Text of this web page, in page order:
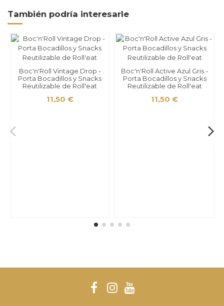
También podría interesarle
Boc'n'Roll Vintage Drop -
Porta Bocadillos y Snacks
Reutilizable de Roll'eat
11,50 €
Boc'n'Roll Active Azul Gris -
Porta Bocadillos y Snacks
Reutilizable de Roll'eat
11,50 €